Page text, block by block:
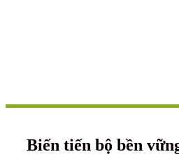
Biến tiến bộ bền